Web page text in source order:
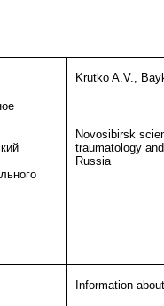
Krutko A.V.,
Novosibirsk
traumatology
Russia
Information